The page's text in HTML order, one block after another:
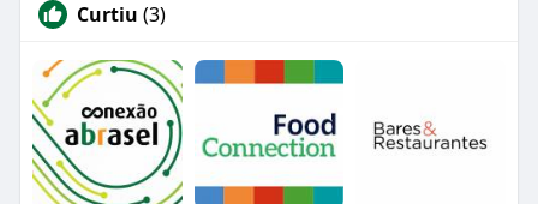
Curtiu (3)